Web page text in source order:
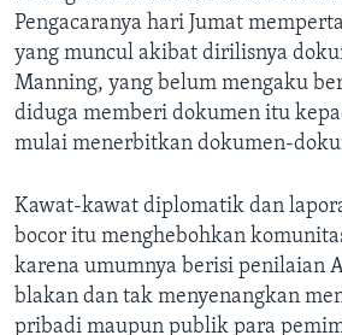
Pengacaranya hari Jumat
yang muncul akibat dirilisnya
Manning, yang belum mengaku
diduga memberi dokumen itu
mulai menerbitkan dokumen-
Kawat-kawat diplomatik dan
bocor itu menghebohkan
karena umumnya berisi penilaian
blakan dan tak menyenangkan
pribadi maupun publik para